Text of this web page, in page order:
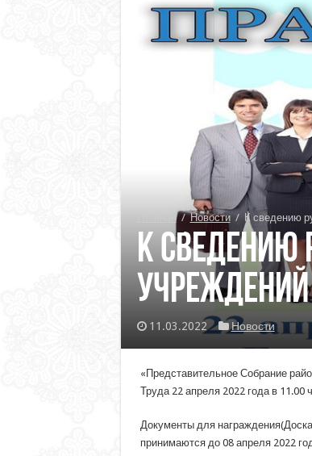
Главная / Новости / К сведению
К сведению
учреждений
11.03.2022 Новости
«Представительное Собрание
Труда 22 апреля 2022 года в 11.00
Документы для
принимаются до 08 апреля 2022